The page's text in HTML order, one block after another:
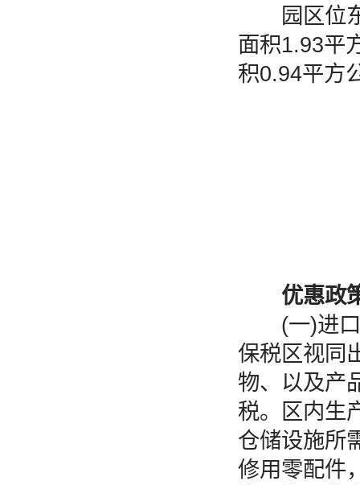
园区位东
面积1.93平
积0.94平方
优惠政
(一)进口
保税区视同
物、以及产
税。区内生
仓储设施所
修用零配件